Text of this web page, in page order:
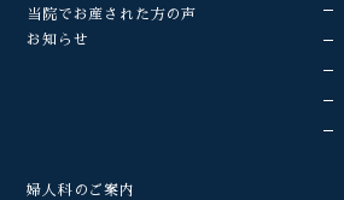
当院でお産された方の声
お知らせ
婦人科のご案内